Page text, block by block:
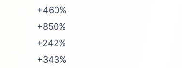
+460%
+850%
+242%
+343%